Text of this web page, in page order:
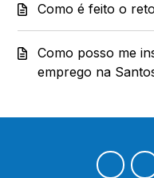
Como é feito o
Como posso me
emprego na